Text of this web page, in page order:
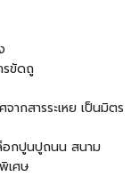
รขัดถู
ากสารระเหย เป็นมิตร
อกปูนปูถนน สนาม
เศษ